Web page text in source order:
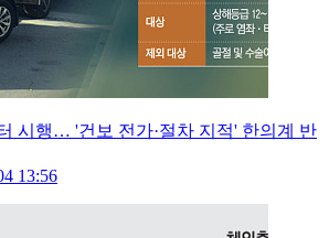
시행… '건보 전가·절차 지적' 한의계 반
13:56